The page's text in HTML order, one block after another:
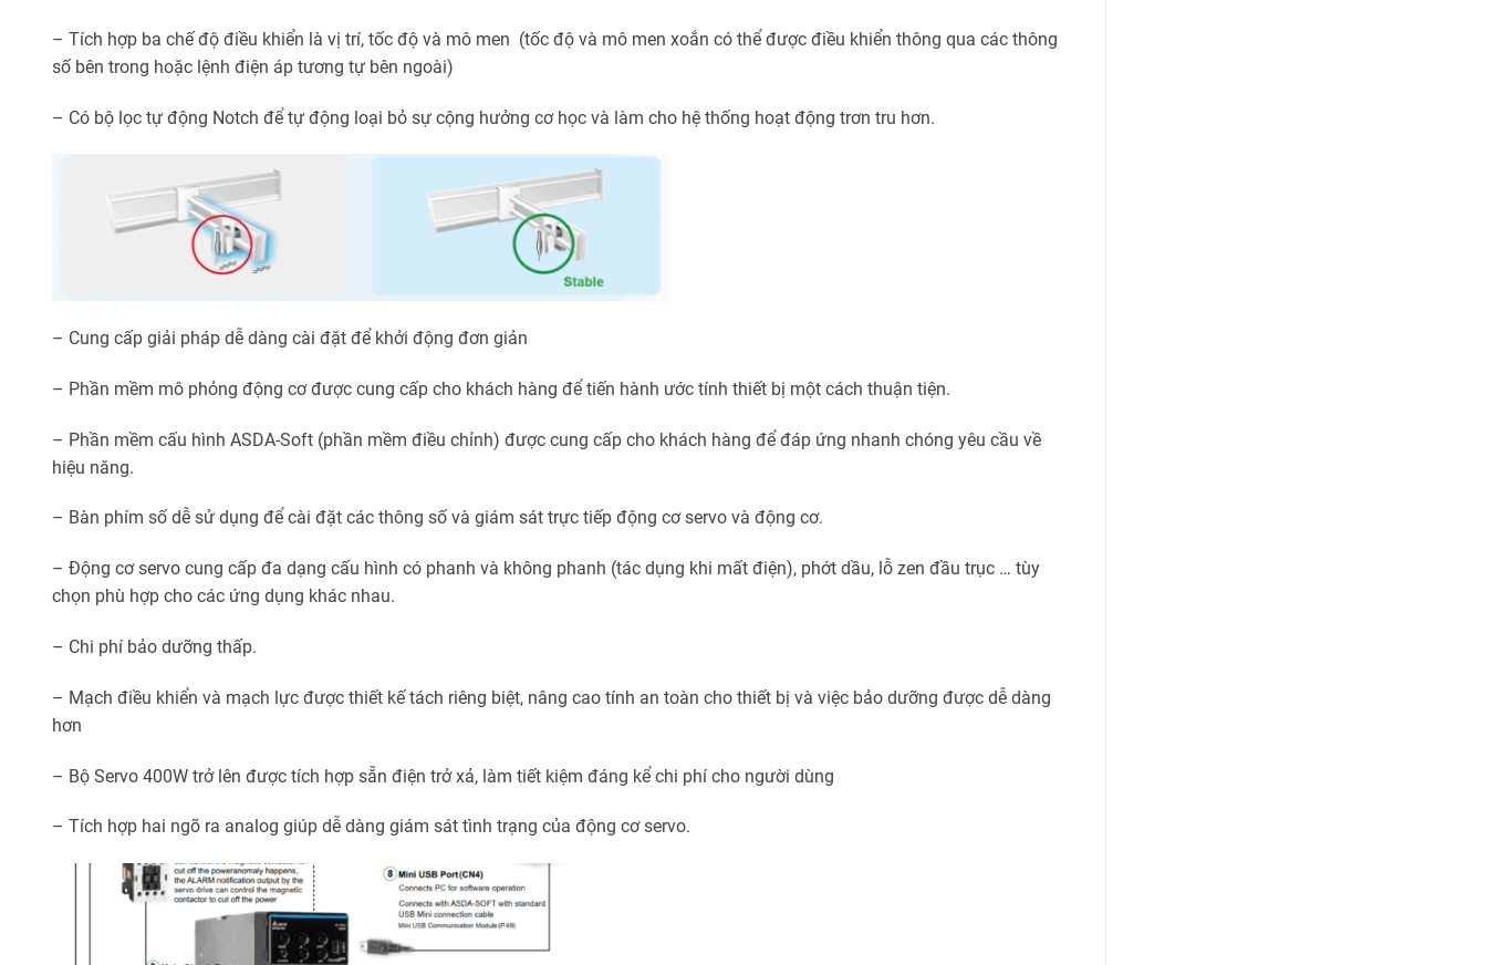
– Tích hợp ba chế độ điều khiển là vị trí, tốc độ và mô men (tốc độ và mô men xoắn có thể được điều khiển thông qua các thông
số bên trong hoặc lệnh điện áp tương tự bên ngoài)
– Có bộ lọc tự động Notch để tự động loại bỏ sự cộng hưởng cơ học và làm cho hệ thống hoạt động trơn tru hơn.
– Cung cấp giải pháp dễ dàng cài đặt để khởi động đơn giản
– Phần mềm mô phỏng động cơ được cung cấp cho khách hàng để tiến hành ước tính thiết bị một cách thuận tiện.
– Phần mềm cấu hình ASDA-Soft (phần mềm điều chỉnh) được cung cấp cho khách hàng để đáp ứng nhanh chóng yêu cầu về
hiệu năng.
– Bàn phím số dễ sử dụng để cài đặt các thông số và giám sát trực tiếp động cơ servo và động cơ.
– Động cơ servo cung cấp đa dạng cấu hình có phanh và không phanh (tác dụng khi mất điện), phớt dầu, lỗ zen đầu trục … tùy
chọn phù hợp cho các ứng dụng khác nhau.
– Chi phí bảo dưỡng thấp.
– Mạch điều khiển và mạch lực được thiết kế tách riêng biệt, nâng cao tính an toàn cho thiết bị và việc bảo dưỡng được dễ dàng
hơn
– Bộ Servo 400W trở lên được tích hợp sẵn điện trở xả, làm tiết kiệm đáng kể chi phí cho người dùng
– Tích hợp hai ngõ ra analog giúp dễ dàng giám sát tình trạng của động cơ servo.